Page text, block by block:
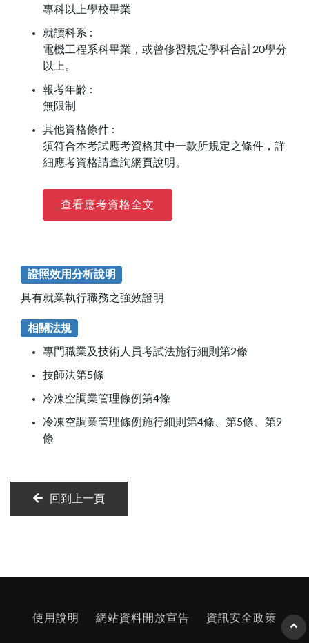
專科以上學校畢業
就讀科系 :
電機工程系科畢業，或曾修習規定學科合計20學分
以上。
報考年齡 :
無限制
其他資格條件 :
須符合本考試應考資格其中一款所規定之條件，詳
細應考資格請查詢網頁說明。
查看應考資格全文
證照效用分析說明
具有就業執行職務之強效證明
相關法規
專門職業及技術人員考試法施行細則第2條
技師法第5條
冷凍空調業管理條例第4條
冷凍空調業管理條例施行細則第4條、第5條、第9
條
回到上一頁
使用說明 網站資料開放宣告 資訊安全政策